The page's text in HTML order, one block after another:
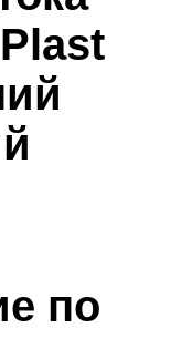
по